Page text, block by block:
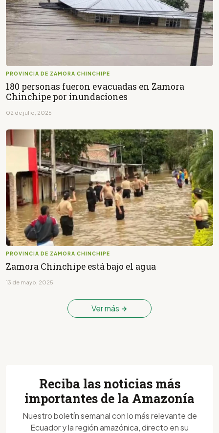
PROVINCIA DE ZAMORA CHINCHIPE
180 personas fueron evacuadas en Zamora
Chinchipe por inundaciones
02 de julio, 2025
PROVINCIA DE ZAMORA CHINCHIPE
Zamora Chinchipe está bajo el agua
13 de mayo, 2025
Ver más
Reciba las noticias más
importantes de la Amazonía
Nuestro boletín semanal con lo más relevante de
Ecuador y la región amazónica, directo en su